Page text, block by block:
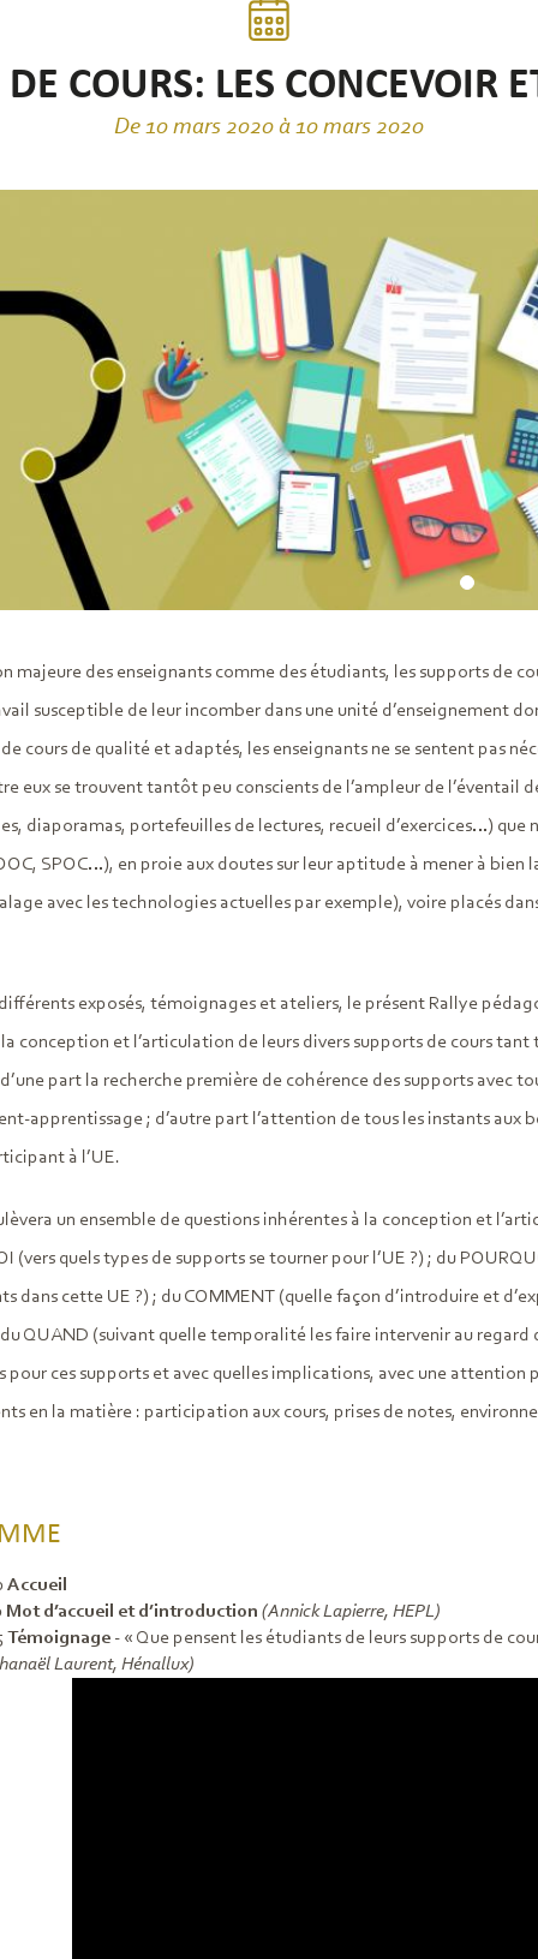
COURS: LES CONCEVOIR
De 10 mars 2020 à 10 mars 2020
majeure des enseignants comme des étudiants, les supports de
susceptible de leur incomber dans une unité d’enseignement
cours de qualité et adaptés, les enseignants ne se sentent pas
eux se trouvent tantôt peu conscients de l’ampleur de
diaporamas, portefeuilles de lectures, recueil d’exercices…) que
SPOC…), en proie aux doutes sur leur aptitude à mener à
avec les technologies actuelles par exemple), voire placés
exposés, témoignages et ateliers, le présent Rallye
conception et l’articulation de leurs divers supports de cours
part la recherche première de cohérence des supports avec
apprentissage ; d’autre part l’attention de tous les instants
à l’UE.
un ensemble de questions inhérentes à la conception et
(vers quels types de supports se tourner pour l’UE ?) ; du
dans cette UE ?) ; du COMMENT (quelle façon d’introduire et
QUAND (suivant quelle temporalité les faire intervenir au regard
pour ces supports et avec quelles implications, avec une
en la matière : participation aux cours, prises de notes,
Accueil
Mot d’accueil et d’introduction (Annick Lapierre, HEPL)
Témoignage - « Que pensent les étudiants de leurs supports de
Laurent, Hénallux)